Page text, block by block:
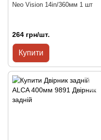
Neo Vision 14in/360мм 1 шт
264 грн/шт.
Купити